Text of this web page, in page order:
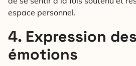
espace personnel.
4. Expression des
émotions